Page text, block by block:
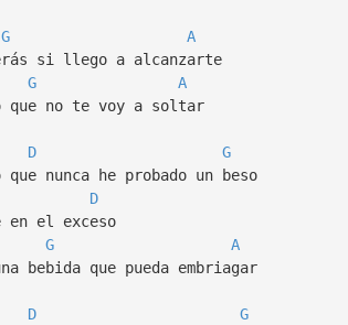
G
A
si llego a alcanzarte
G
A
que no te voy a soltar
D
G
nunca he probado un beso
D
en el exceso
G
A
bebida que pueda embriagar
D
G